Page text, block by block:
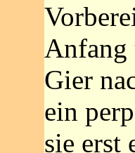
Anfang
Gier
ein
sie erst